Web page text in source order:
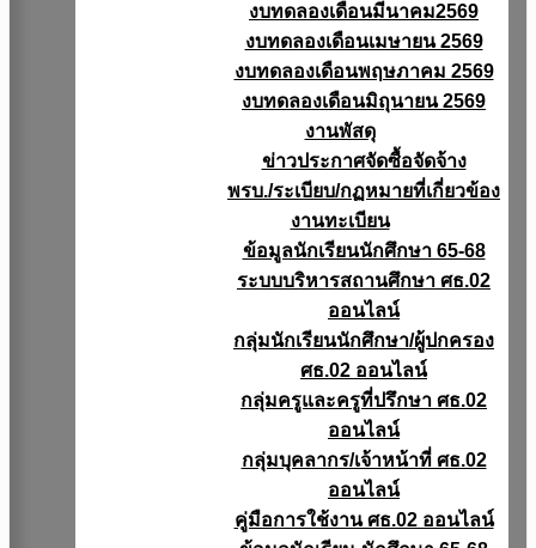
งบทดลองเดือนมีนาคม2569
งบทดลองเดือนเมษายน 2569
งบทดลองเดือนพฤษภาคม 2569
งบทดลองเดือนมิถุนายน 2569
งานพัสดุ
ข่าวประกาศจัดซื้อจัดจ้าง
พรบ./ระเบียบ/กฏหมายที่เกี่ยวข้อง
งานทะเบียน
ข้อมูลนักเรียนนักศึกษา 65-68
ระบบบริหารสถานศึกษา ศธ.02
ออนไลน์
กลุ่มนักเรียนนักศึกษา/ผู้ปกครอง
ศธ.02 ออนไลน์
กลุ่มครูและครูที่ปรึกษา ศธ.02
ออนไลน์
กลุ่มบุคลากร/เจ้าหน้าที่ ศธ.02
ออนไลน์
คู่มือการใช้งาน ศธ.02 ออนไลน์